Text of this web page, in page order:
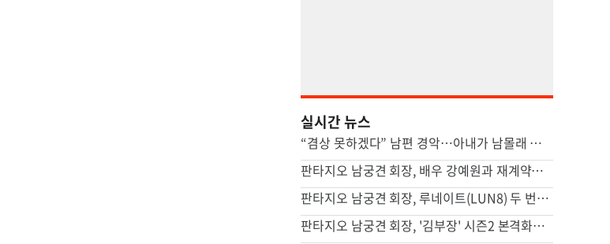
실시간 뉴스
“겸상 못하겠다” 남편 경악…아내가 남몰래 즐긴 ‘충격적 간식’ [이혼의 세계]
판타지오 남궁견 회장, 배우 강예원과 재계약…새 프로필 공개하며 활동 재개
판타지오 남궁견 회장, 루네이트(LUN8) 두 번째 유럽투어 지원…글로벌 활동 확대
판타지오 남궁견 회장, '김부장' 시즌2 본격화… "흥행 신드롬 잇는다"